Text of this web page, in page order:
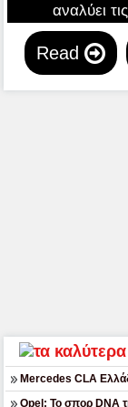
αναλύει
Read
Mercedes CLA
Opel: Το σπορ DNA